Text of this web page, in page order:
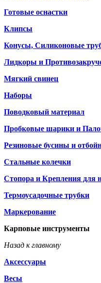
Готовые оснастки
Клипсы
Конусы, Силиконовые
Лидкоры и
Мягкий свинец
Наборы
Поводковый материал
Пробковые шарики и
Резиновые бусины и
Стальные колечки
Стопора и Крепления для
Термоусадочные трубки
Маркерование
Карповые инструменты
Назад к главному
Аксессуары
Весы